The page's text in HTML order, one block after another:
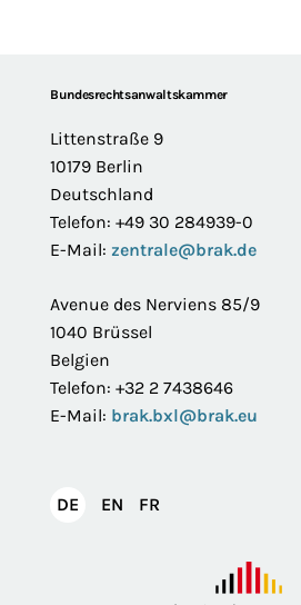
FooterBundesrechtsanwaltskammer
Littenstraße 9
10179 Berlin
Deutschland
Telefon: +49 30 284939-0
E-Mail: zentrale@brak.de
Avenue des Nerviens 85/9
1040 Brüssel
Belgien
Telefon: +32 2 7438646
E-Mail: brak.bxl@brak.eu
DEDeutsch
EN English
FR